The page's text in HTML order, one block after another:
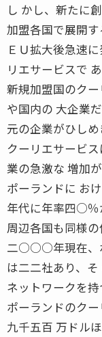
し かし、新たに
加盟各国で展開す
ＥＵ拡大後急速
リエサービスで あ
新規加盟国のク
や国内の 大企業
元の企業がひしめ
クーリエサービ
業の急激な 増加
ポーランドに お
年代に年率四○％
周辺各国も同様の
二○○○年現在、
は二二社あり、
ネットワークを持
ポーランドのク
九千五百 万ドル